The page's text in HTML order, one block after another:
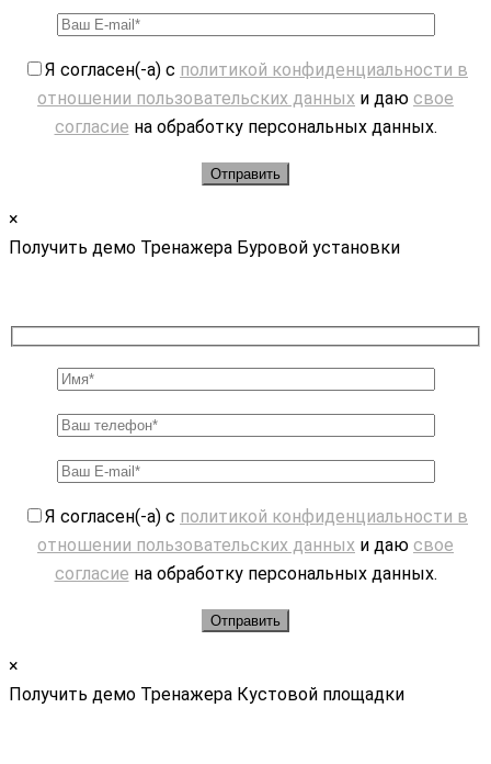
Я согласен(-а) с политикой конфиденциальности в
отношении пользовательских данных и даю свое
согласие на обработку персональных данных.
×
Получить демо Тренажера Буровой установки
Я согласен(-а) с политикой конфиденциальности в
отношении пользовательских данных и даю свое
согласие на обработку персональных данных.
×
Получить демо Тренажера Кустовой площадки